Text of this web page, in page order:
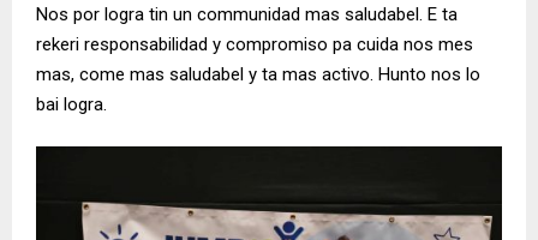
Nos por logra tin un communidad mas saludabel. E ta
rekeri responsabilidad y compromiso pa cuida nos mes
mas, come mas saludabel y ta mas activo. Hunto nos lo
bai logra.